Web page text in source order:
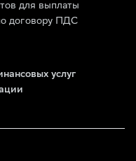
для выплаты
договору ПДС
услуг